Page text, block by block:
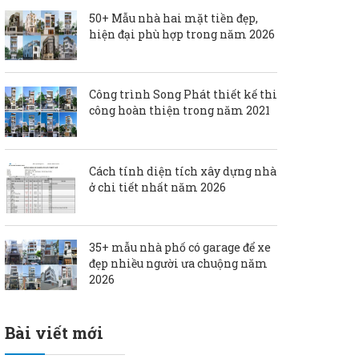
50+ Mẫu nhà hai mặt tiền đẹp,
hiện đại phù hợp trong năm 2026
Công trình Song Phát thiết kế thi
công hoàn thiện trong năm 2021
Cách tính diện tích xây dựng nhà
ở chi tiết nhất năm 2026
35+ mẫu nhà phố có garage để xe
đẹp nhiều người ưa chuộng năm
2026
Bài viết mới